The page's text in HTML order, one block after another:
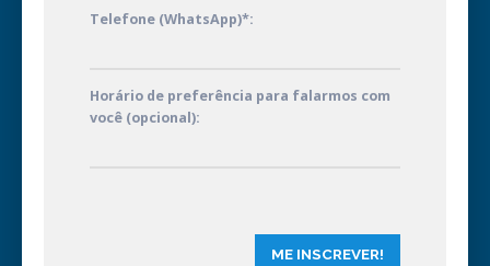
Telefone (WhatsApp)*:
Horário de preferência para falarmos com
você (opcional):